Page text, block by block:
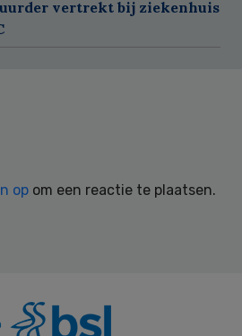
vertrekt bij ziekenhuis
op om een reactie te plaatsen.